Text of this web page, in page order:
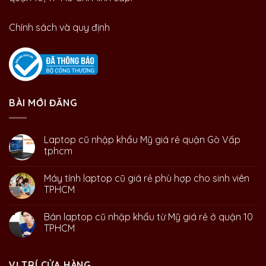
Chính sách và quy định
BÀI MỚI ĐĂNG
Laptop cũ nhập khẩu Mỹ giá rẻ quận Gò Vấp
tphcm
Máy tính laptop cũ giá rẻ phù hợp cho sinh viên
TPHCM
Bán laptop cũ nhập khẩu từ Mỹ giá rẻ ở quận 10
TPHCM